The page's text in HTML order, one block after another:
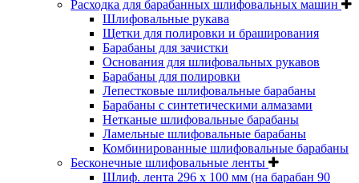
Расходка для барабанных шлифовальных машин
Шлифовальные рукава
Щетки для полировки и браширования
Барабаны для зачистки
Основания для шлифовальных рукавов
Барабаны для полировки
Лепестковые шлифовальные барабаны
Барабаны с синтетическими алмазами
Нетканые шлифовальные барабаны
Ламельные шлифовальные барабаны
Комбинированные шлифовальные барабаны
Бесконечные шлифовальные ленты
Шлиф. лента 296 х 100 мм (на барабан 90